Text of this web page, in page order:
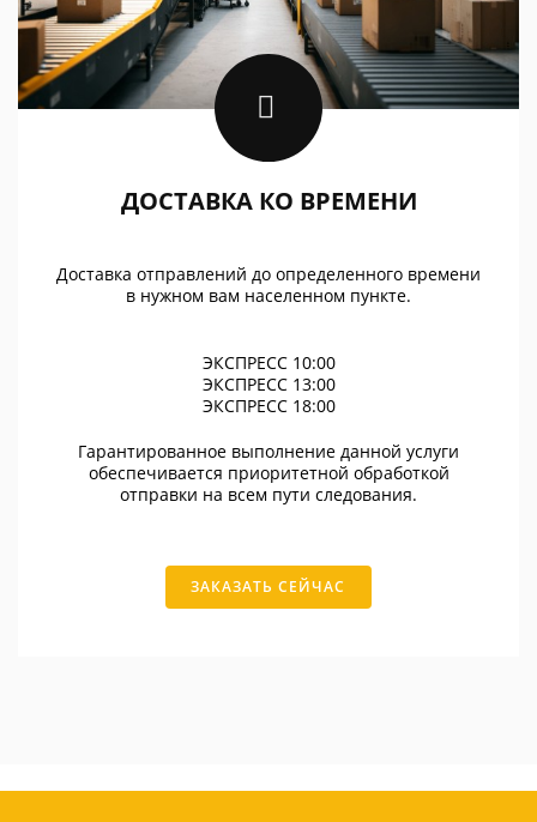
ДОСТАВКА КО ВРЕМЕНИ
Доставка отправлений до определенного времени
в нужном вам населенном пункте.
ЭКСПРЕСС 10:00
ЭКСПРЕСС 13:00
ЭКСПРЕСС 18:00
Гарантированное выполнение данной услуги
обеспечивается приоритетной обработкой
отправки на всем пути следования.
ЗАКАЗАТЬ СЕЙЧАС